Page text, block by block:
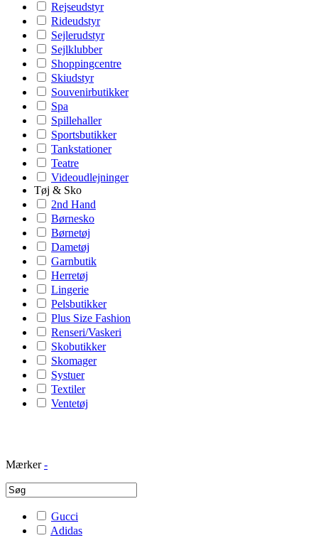
Rejseudstyr
Rideudstyr
Sejlerudstyr
Sejlklubber
Shoppingcentre
Skiudstyr
Souvenirbutikker
Spa
Spillehaller
Sportsbutikker
Tankstationer
Teatre
Videoudlejninger
Tøj & Sko
2nd Hand
Børnesko
Børnetøj
Dametøj
Garnbutik
Herretøj
Lingerie
Pelsbutikker
Plus Size Fashion
Renseri/Vaskeri
Skobutikker
Skomager
Systuer
Textiler
Ventetøj
Mærker -
Gucci
Adidas